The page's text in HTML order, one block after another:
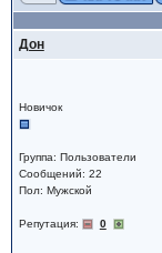
Дон
Новичок
Группа: Пользователи
Сообщений: 22
Пол: Мужской
Репутация: 0